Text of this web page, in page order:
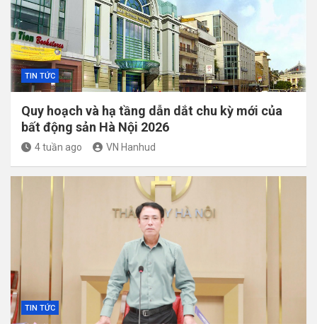
TIN TỨC
Quy hoạch và hạ tầng dẫn dắt chu kỳ mới của
bất động sản Hà Nội 2026
4 tuần ago VN Hanhud
TIN TỨC